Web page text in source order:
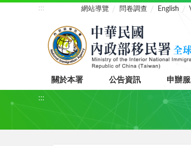
::: 網站導覽 問卷調查 English
關於本署 公告資訊 申辦
:::